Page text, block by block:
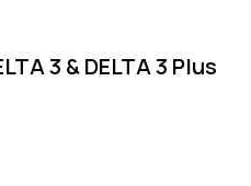
3 & DELTA 3 Plus